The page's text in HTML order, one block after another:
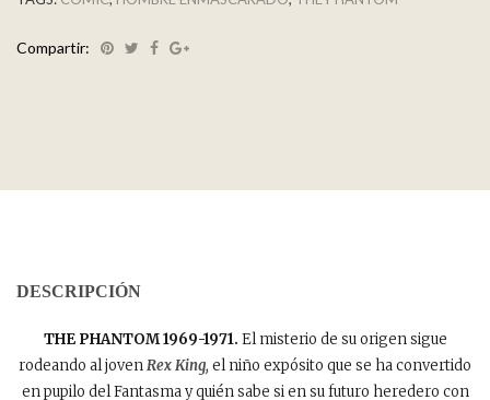
Compartir:
DESCRIPCIÓN
THE PHANTOM 1969-1971. El misterio de su origen sigue
rodeando al jovenRex King, el niño expósito que se ha convertido
en pupilo del Fantasma y quién sabe si en su futuro heredero con